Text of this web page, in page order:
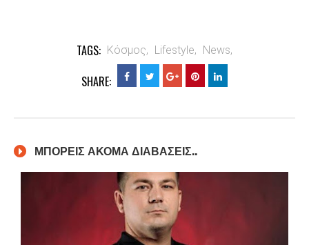
TAGS: Κόσμος, Lifestyle, News,
SHARE:
ΜΠΟΡΕΙΣ ΑΚΟΜΑ ΔΙΑΒΑΣΕΙΣ..